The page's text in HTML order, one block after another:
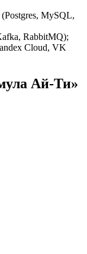
MySQL,
RabbitMQ);
Cloud, VK
Ай-Ти»